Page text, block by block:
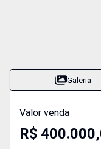
Galeria
Valor venda
R$